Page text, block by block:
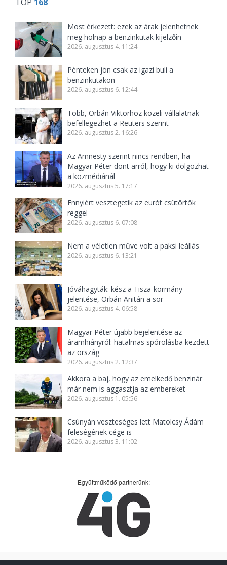
Most érkezett: ezek az árak jelenhetnek
meg holnap a benzinkutak kijelzőin
2026. augusztus 4. 11:24
Pénteken jön csak az igazi buli a
benzinkutakon
2026. augusztus 6. 12:44
Több, Orbán Viktorhoz közeli vállalatnak
befellegezhet a Reuters szerint
2026. augusztus 2. 16:26
Az Amnesty szerint nincs rendben, ha
Magyar Péter dönt arról, hogy ki dolgozhat
a közmédiánál
2026. augusztus 5. 17:17
Ennyiért vesztegetik az eurót csütörtök
reggel
2026. augusztus 6. 07:08
Nem a véletlen műve volt a paksi leállás
2026. augusztus 6. 13:21
Jóváhagyták: kész a Tisza-kormány
jelentése, Orbán Anitán a sor
2026. augusztus 4. 06:58
Magyar Péter újabb bejelentése az
áramhiányról: hatalmas spórolásba kezdett
az ország
2026. augusztus 2. 12:37
Akkora a baj, hogy az emelkedő benzinár
már nem is aggasztja az embereket
2026. augusztus 1. 05:56
Csúnyán veszteséges lett Matolcsy Ádám
feleségének cége is
2026. augusztus 3. 11:02
Együttműködő partnerünk: